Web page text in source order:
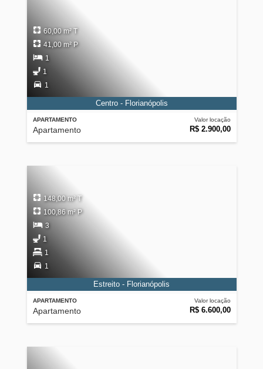
APARTAMENTO
Apartamento
Valor locação
R$ 2.900,00
60,00 m² T
41,00 m² P
1
1
1
Centro - Florianópolis
APARTAMENTO
Apartamento
Valor locação
R$ 6.600,00
148,00 m² T
100,86 m² P
3
1
1
1
Estreito - Florianópolis